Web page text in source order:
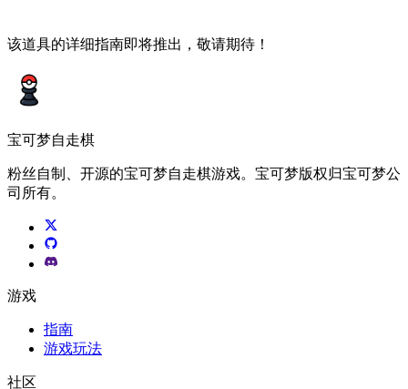
该道具的详细指南即将推出，敬请期待！
宝可梦自走棋
粉丝自制、开源的宝可梦自走棋游戏。宝可梦版权归宝可梦公
司所有。
游戏
指南
游戏玩法
社区